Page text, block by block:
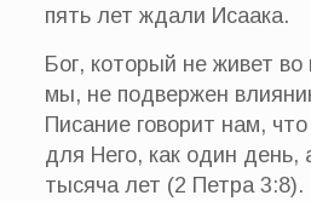
пять лет ждали Исаака.
Бог, который не живет во
мы, не подвержен
Писание говорит нам,
для Него, как один день,
тысяча лет (2 Петра 3:8).